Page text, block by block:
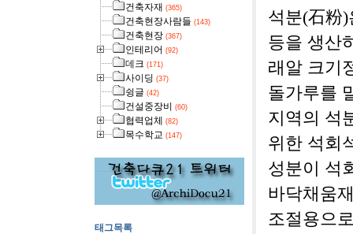
석분(石粉
등을 생산
래알 크기
돌가루를
지역의 석
위한 석회
성분이 석
바닥채움
조절용으
건축자재 (365)
건축현장사람들 (143)
건축현장 (367)
인테리어 (92)
데크 (171)
사이딩 (37)
슁글 (42)
건설중장비 (60)
협력업체 (82)
목수학교 (147)
태그목록